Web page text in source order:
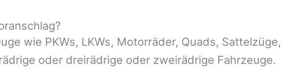
wie PKWs, LKWs, Motorräder, Quads, Sattelzüge,
oder dreirädrige oder zweirädrige Fahrzeuge.